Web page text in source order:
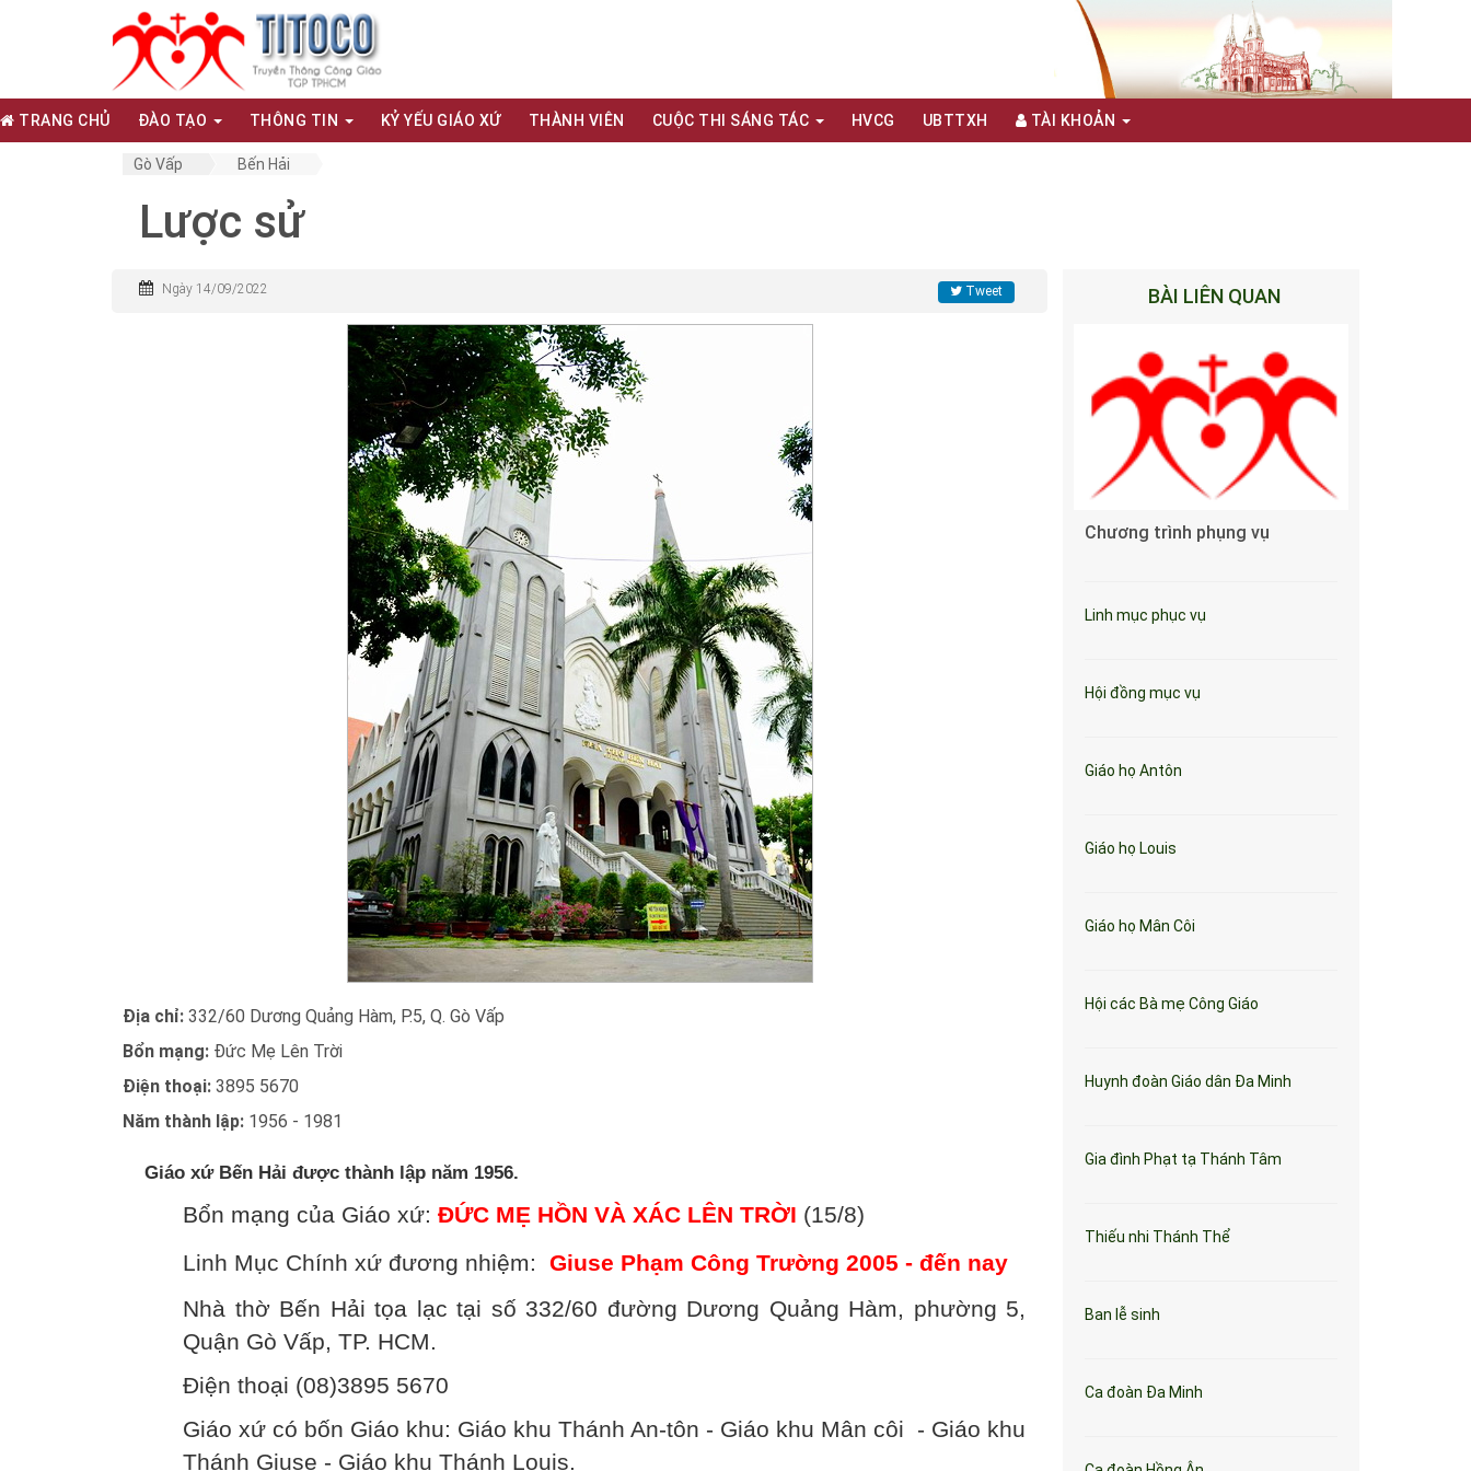
TRANG CHỦ ĐÀO TẠO THÔNG TIN KỶ YẾU GIÁO XỨ THÀNH VIÊN CUỘC THI SÁNG TÁC HVCG UBTTXH TÀI KHOẢN
Gò Vấp Bến Hải
Lược sử
Ngày 14/09/2022 Tweet
Địa chỉ: 332/60 Dương Quảng Hàm, P.5, Q. Gò Vấp
Bổn mạng: Đức Mẹ Lên Trời
Điện thoại: 3895 5670
Năm thành lập: 1956 - 1981
Giáo xứ Bến Hải được thành lập năm 1956.
Bổn mạng của Giáo xứ: ĐỨC MẸ HỒN VÀ XÁC LÊN TRỜI (15/8)
Linh Mục Chính xứ đương nhiệm: Giuse Phạm Công Trường 2005 - đến nay
Nhà thờ Bến Hải tọa lạc tại số 332/60 đường Dương Quảng Hàm, phường 5,
Quận Gò Vấp, TP. HCM.
Điện thoại (08)3895 5670
Giáo xứ có bốn Giáo khu: Giáo khu Thánh An-tôn - Giáo khu Mân côi - Giáo khu
Thánh Giuse - Giáo khu Thánh Louis.
BÀI LIÊN QUAN
Chương trình phụng vụ
Linh mục phục vụ
Hội đồng mục vụ
Giáo họ Antôn
Giáo họ Louis
Giáo họ Mân Côi
Hội các Bà mẹ Công Giáo
Huynh đoàn Giáo dân Đa Minh
Gia đình Phạt tạ Thánh Tâm
Thiếu nhi Thánh Thể
Ban lễ sinh
Ca đoàn Đa Minh